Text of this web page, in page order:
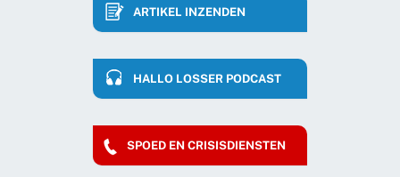
ARTIKEL INZENDEN
HALLO LOSSER PODCAST
SPOED EN CRISISDIENSTEN